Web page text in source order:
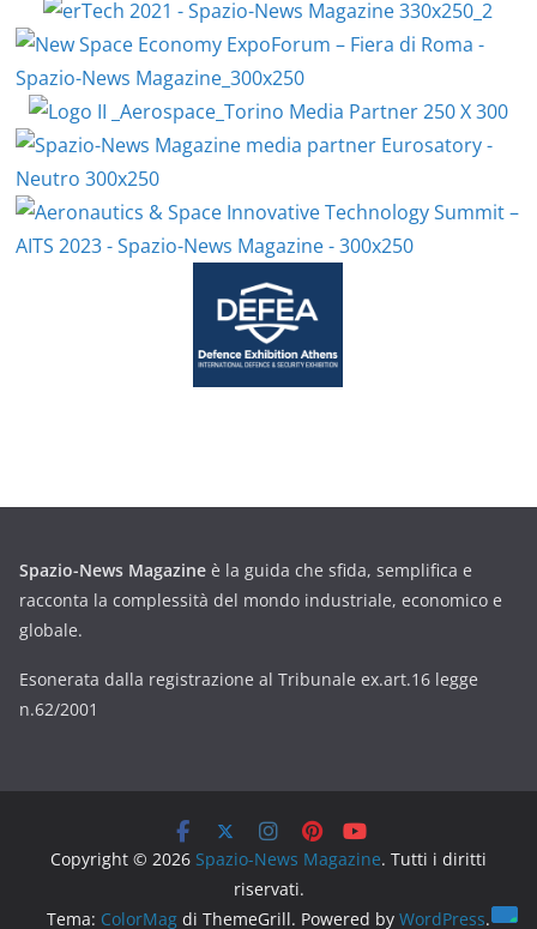
Spazio-News Magazine è la guida che sfida, semplifica e
racconta la complessità del mondo industriale, economico e
globale.
Esonerata dalla registrazione al Tribunale ex.art.16 legge
n.62/2001
Copyright © 2026 Spazio-News Magazine. Tutti i diritti
riservati.
Tema: ColorMag di ThemeGrill. Powered by WordPress.